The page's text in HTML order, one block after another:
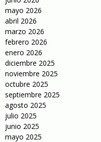
mayo 2026
abril 2026
marzo 2026
febrero 2026
enero 2026
diciembre 2025
noviembre 2025
octubre 2025
septiembre 2025
agosto 2025
julio 2025
junio 2025
mayo 2025